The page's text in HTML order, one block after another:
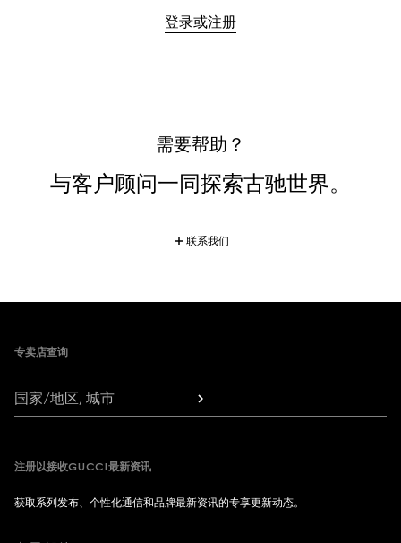
登录或注册
需要帮助？
与客户顾问一同探索古驰世界。
联系我们
专卖店查询
国家/地区, 城市
注册以接收GUCCI最新资讯
获取系列发布、个性化通信和品牌最新资讯的专享更新动态。